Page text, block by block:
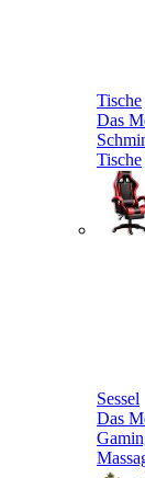
Tische
Das
Tische
Sessel
Das